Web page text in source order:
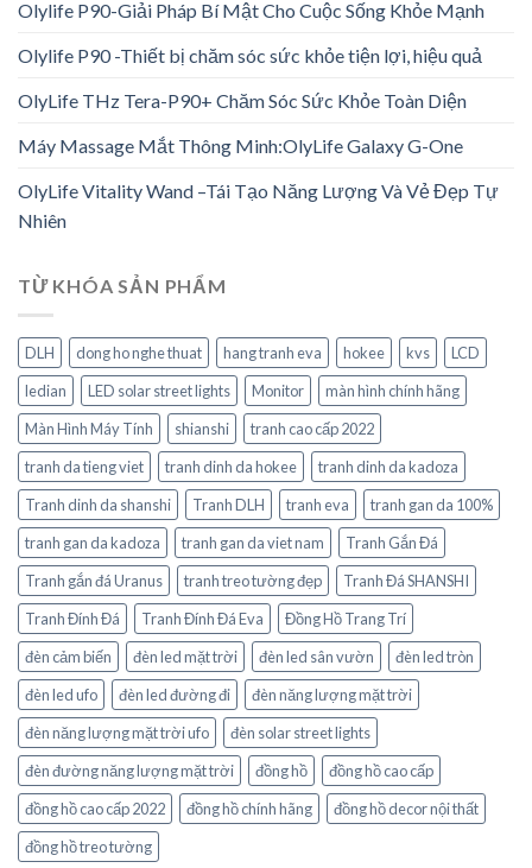
Olylife P90-Giải Pháp Bí Mật Cho Cuộc Sống Khỏe Mạnh
Olylife P90 -Thiết bị chăm sóc sức khỏe tiện lợi, hiệu quả
OlyLife THz Tera-P90+ Chăm Sóc Sức Khỏe Toàn Diện
Máy Massage Mắt Thông Minh:OlyLife Galaxy G-One
OlyLife Vitality Wand –Tái Tạo Năng Lượng Và Vẻ Đẹp Tự
Nhiên
TỪ KHÓA SẢN PHẨM
DLH dong ho nghe thuat hang tranh eva hokee kvs
LCD
ledian
LED solar street lights Monitor
màn hình chính hãng
Màn Hình Máy Tính
shianshi
tranh cao cấp 2022
tranh da tieng viet
tranh dinh da hokee
tranh dinh da kadoza
Tranh dinh da shanshi
Tranh DLH tranh eva
tranh gan da 100%
tranh gan da kadoza
tranh gan da viet nam
Tranh Gắn Đá
Tranh gắn đá Uranus
tranh treo tường đẹp
Tranh Đá SHANSHI
Tranh Đính Đá
Tranh Đính Đá Eva
Đồng Hồ Trang Trí
đèn cảm biến
đèn led mặt trời đèn led sân vườn
đèn led tròn
đèn led ufo
đèn led đường đi
đèn năng lượng mặt trời
đèn năng lượng mặt trời ufo
đèn solar street lights
đèn đường năng lượng mặt trời
đồng hồ
đồng hồ cao cấp
đồng hồ cao cấp 2022
đồng hồ chính hãng
đồng hồ decor nội thất
đồng hồ treo tường